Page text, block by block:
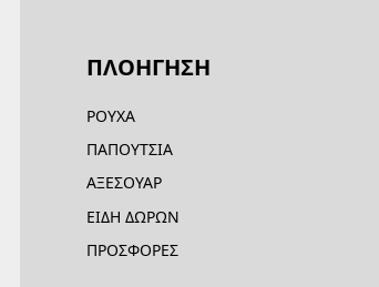
ΠΛΟΗΓΗΣΗ
ΡΟΥΧΑ
ΠΑΠΟΥΤΣΙΑ
ΑΞΕΣΟΥΑΡ
ΕΙΔΗ ΔΩΡΩΝ
ΠΡΟΣΦΟΡΕΣ